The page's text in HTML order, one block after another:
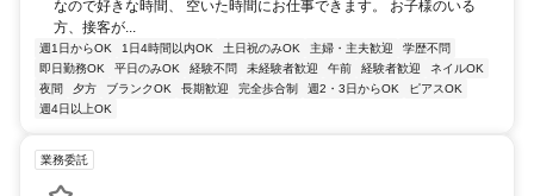
なので好きな時間、 空いた時間にお仕事できます。 お子様のいる
方、接客が...
週1日からOK 1日4時間以内OK 土日祝のみOK 主婦・主夫歓迎
学歴不問
即日勤務OK
平日のみOK 経験不問 未経験者歓迎 午前 経験者歓迎
ネイルOK
夜間
夕方 ブランクOK 長期歓迎 完全歩合制 週2・3日からOK
ピアスOK
週4日以上OK
業務委託